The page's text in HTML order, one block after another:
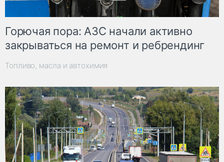
Горючая пора: АЗС начали активно
закрываться на ремонт и ребрендинг
Топливо, масла и автохимия